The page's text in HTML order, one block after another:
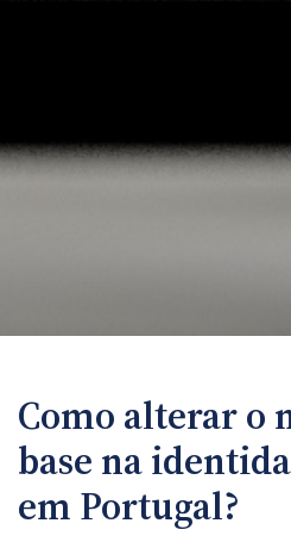
Como alterar o
base na
em Portugal?